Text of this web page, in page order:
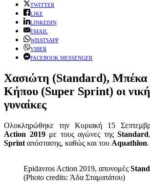
TWITTER
LIKE
LINKEDIN
EMAIL
WHATSAPP
VIBER
FACEBOOK MESSENGER
Χασιώτη (Standard),
Κήπου (Super Sprint) οι
γυναίκες
Ολοκληρώθηκε την Κυριακή 15
Action 2019με τoυς αγώνες τηςStandard,
Sprint απόστασης, καθώς και του Aquathlon.
Epidavros Action 2019, απονομές
(Photo credits: Άδα Σταματάτου)